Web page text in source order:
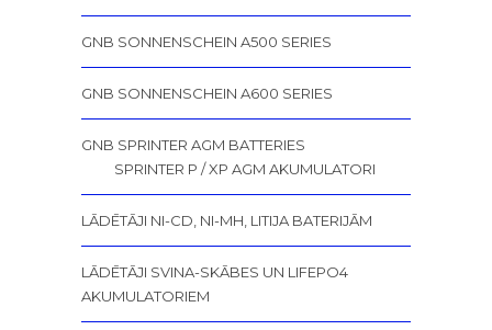
GNB SONNENSCHEIN A500 SERIES
GNB SONNENSCHEIN A600 SERIES
GNB SPRINTER AGM BATTERIES
SPRINTER P / XP AGM AKUMULATORI
LĀDĒTĀJI NI-CD, NI-MH, LITIJA BATERIJĀM
LĀDĒTĀJI SVINA-SKĀBES UN LIFEPO4
AKUMULATORIEM